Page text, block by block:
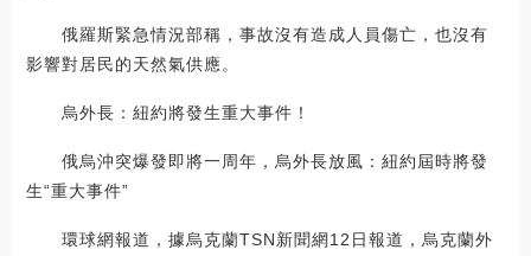
俄羅斯緊急情況部稱，事故沒有造成人員傷亡，也沒有
影響對居民的天然氣供應。
烏外長：紐約將發生重大事件！
俄烏沖突爆發即將一周年，烏外長放風：紐約屆時將發
生“重大事件”
環球網報道，據烏克蘭TSN新聞網12日報道，烏克蘭外